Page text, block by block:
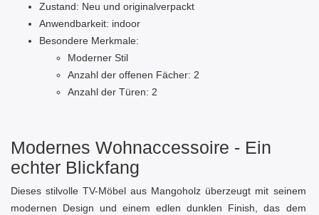
Zustand: Neu und originalverpackt
Anwendbarkeit: indoor
Besondere Merkmale:
Moderner Stil
Anzahl der offenen Fächer: 2
Anzahl der Türen: 2
Modernes Wohnaccessoire - Ein
echter Blickfang
Dieses stilvolle TV-Möbel aus Mangoholz überzeugt mit seinem
modernen Design und einem edlen dunklen Finish, das dem